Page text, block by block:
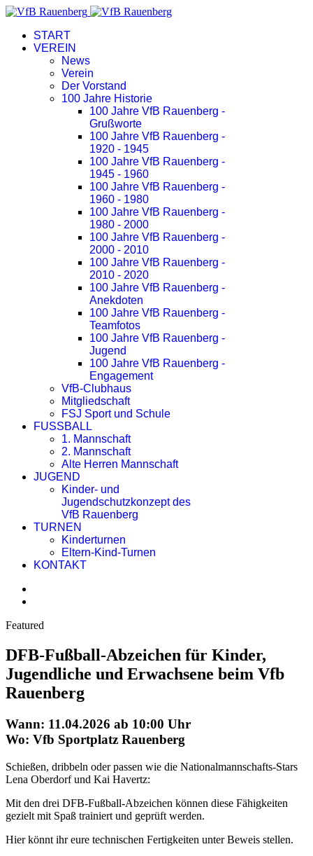
START
VEREIN
News
Verein
Der Vorstand
100 Jahre Historie
100 Jahre VfB Rauenberg -
Grußworte
100 Jahre VfB Rauenberg -
1920 - 1945
100 Jahre VfB Rauenberg -
1945 - 1960
100 Jahre VfB Rauenberg -
1960 - 1980
100 Jahre VfB Rauenberg -
1980 - 2000
100 Jahre VfB Rauenberg -
2000 - 2010
100 Jahre VfB Rauenberg -
2010 - 2020
100 Jahre VfB Rauenberg -
Anekdoten
100 Jahre VfB Rauenberg -
Teamfotos
100 Jahre VfB Rauenberg -
Jugend
100 Jahre VfB Rauenberg -
Engagement
VfB-Clubhaus
Mitgliedschaft
FSJ Sport und Schule
FUSSBALL
1. Mannschaft
2. Mannschaft
Alte Herren Mannschaft
JUGEND
Kinder- und
Jugendschutzkonzept des
VfB Rauenberg
TURNEN
Kinderturnen
Eltern-Kind-Turnen
KONTAKT
Featured
DFB-Fußball-Abzeichen für Kinder,
Jugendliche und Erwachsene beim Vfb
Rauenberg
Wann: 11.04.2026 ab 10:00 Uhr
Wo: Vfb Sportplatz Rauenberg
Schießen, dribbeln oder passen wie die Nationalmannschafts-Stars
Lena Oberdorf und Kai Havertz:
Mit den drei DFB-Fußball-Abzeichen können diese Fähigkeiten
gezielt mit Spaß trainiert und geprüft werden.
Hier könnt ihr eure technischen Fertigkeiten unter Beweis stellen.